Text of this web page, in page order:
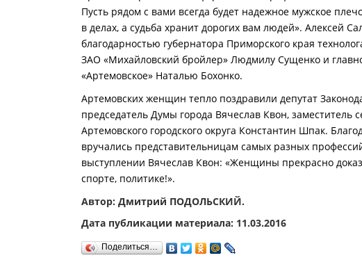
Пусть рядом с вами всегда будет надежное мужское
в делах, а судьба хранит дорогих вам людей». Алексей
благодарностью губернатора Приморского края
ЗАО «Михайловский бройлер» Людмилу Сущенко и
«Артемовское» Наталью Бохонко.
Артемовских женщин тепло поздравили депутат
председатель Думы города Вячеслав Квон, заместитель
Артемовского городского округа Константин Шпак.
вручались представительницам самых разных
выступлении Вячеслав Квон: «Женщины прекрасно
спорте, политике!».
Автор: Дмитрий ПОДОЛЬСКИЙ.
Дата публикации материала: 11.03.2016
Поделиться…